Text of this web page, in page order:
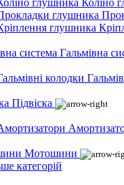
Коліно
Гальмівна
Підвіска
Мотошини
категорій